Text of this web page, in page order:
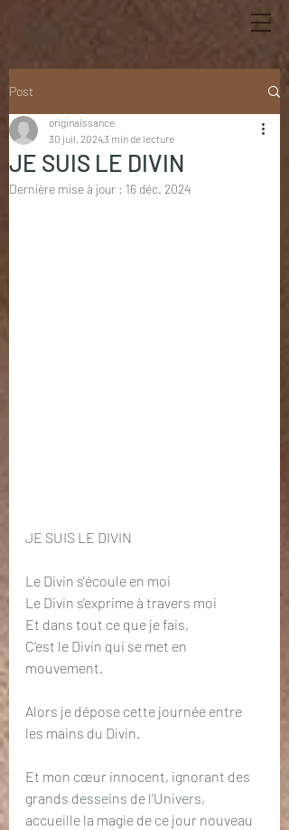
Post
JE SUIS LE DIVIN
originaissance
30 juil. 20243 min de lecture
Dernière mise à jour : 16 déc. 2024
JE SUIS LE DIVIN
Le Divin s'écoule en moi
Le Divin s'exprime à travers moi
Et dans tout ce que je fais,
C'est le Divin qui se met en
mouvement.
Alors je dépose cette journée entre
les mains du Divin.
Et mon cœur innocent, ignorant des
grands desseins de l'Univers,
accueille la magie de ce jour nouveau